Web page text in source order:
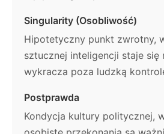
Singularity (Osobliwość)
Hipotetyczny punkt zwrotny,
sztucznej inteligencji staje się
wykracza poza ludzką
Postprawda
Kondycja kultury politycznej,